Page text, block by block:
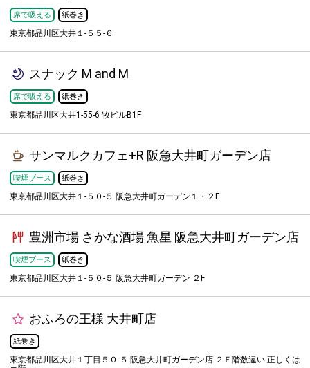
席で吸える 紙巻き
東京都品川区大井１-５５-６
スナック M and M
席で吸える 紙巻き
東京都品川区大井1-55-6 牧ビルB1F
サンマルクカフェ+R 阪急大井町ガーデン店
喫煙ブース 紙巻き
東京都品川区大井１-５０-５ 阪急大井町ガーデン１・２F
豊洲市場 さかな酒場 魚星 阪急大井町ガーデン店
喫煙ブース 紙巻き
東京都品川区大井１-５０-５ 阪急大井町ガーデン ２F
おふろの王様 大井町店
紙巻き
東京都品川区大井１丁目５０-５ 阪急大井町ガーデン店 ２Ｆ階数違い 正しくは